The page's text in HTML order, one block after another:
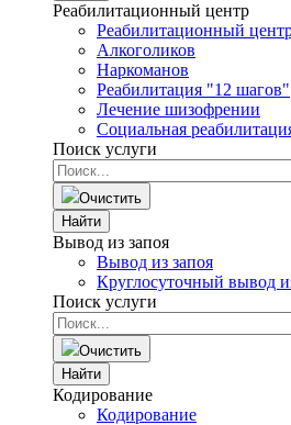
Реабилитационный центр
Реабилитационный
Алкоголиков
Наркоманов
Реабилитация "12 шагов"
Лечение шизофрении
Социальная
Поиск услуги
Очистить
Найти
Вывод из запоя
Вывод из запоя
Круглосуточный вывод
Поиск услуги
Очистить
Найти
Кодирование
Кодирование